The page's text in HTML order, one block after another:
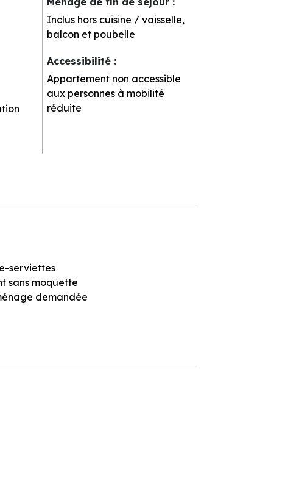
Inclus hors cuisine / vaisselle,
balcon et poubelle
Accessibilité :
Appartement non accessible
aux personnes à mobilité
réduite
serviettes
sans moquette
demandée